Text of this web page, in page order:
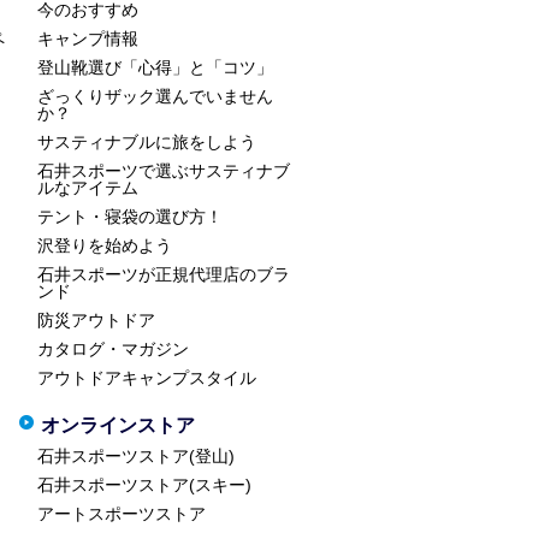
今のおすすめ
キャンプ情報
登山靴選び「心得」と「コツ」
ざっくりザック選んでいません
か？
サスティナブルに旅をしよう
石井スポーツで選ぶサスティナブ
ルなアイテム
テント・寝袋の選び方！
沢登りを始めよう
石井スポーツが正規代理店のブラ
ンド
防災アウトドア
カタログ・マガジン
アウトドアキャンプスタイル
オンラインストア
石井スポーツストア(登山)
石井スポーツストア(スキー)
アートスポーツストア